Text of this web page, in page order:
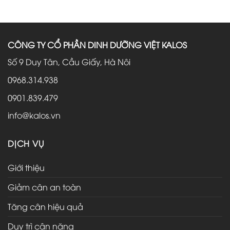
CÔNG TY CỔ PHẦN DINH DƯỠNG VIỆT KALOS
Số 9 Duy Tân, Cầu Giấy, Hà Nôi
0968.314.938
0901.839.479
info@kalos.vn
DỊCH VỤ
Giới thiệu
Giảm cân an toàn
Tăng cân hiệu quả
Duy trì cân nặng